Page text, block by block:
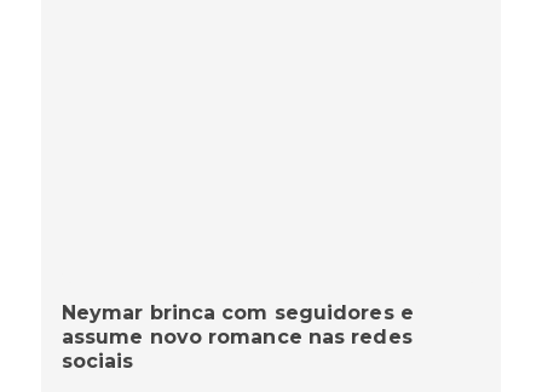
Neymar brinca com seguidores e
assume novo romance nas redes
sociais